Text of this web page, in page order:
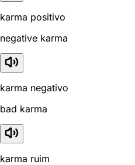
karma positivo
negative karma
karma negativo
bad karma
karma ruim